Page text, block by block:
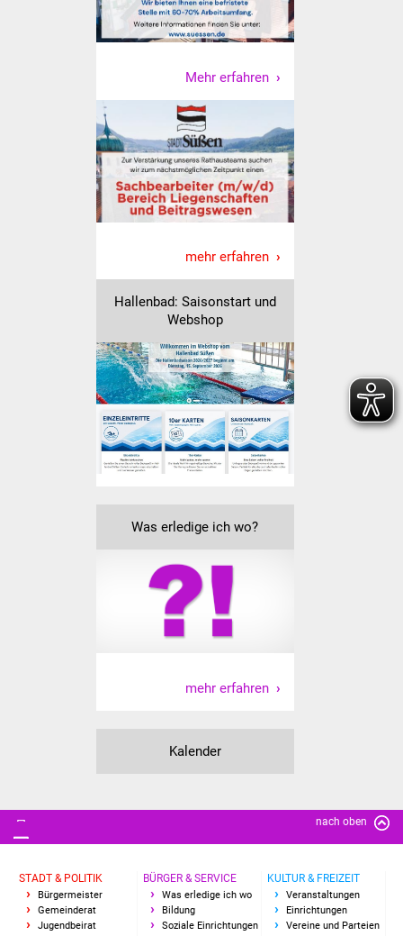
Bürgerbus (MOBS)
Veranstaltungen
Stadtfest
Ostermarkt
Einrichtungen
Hallenbad
Stadtbücherei
Stadtarchiv
Zehntscheuer
Bürgerhaus
Selbsteintrag Vereine
Beirat Süßener Vereine
Sportanlagen
Lebenslagen
Mehr erfahren
mehr erfahren
Hallenbad: Saisonstart und
Webshop
Was erledige ich wo?
mehr erfahren
Kalender
nach oben
STADT & POLITIK
Bürgermeister
Gemeinderat
Jugendbeirat
BÜRGER & SERVICE
Was erledige ich wo
Bildung
Soziale Einrichtungen
KULTUR & FREIZEIT
Veranstaltungen
Einrichtungen
Vereine und Parteien